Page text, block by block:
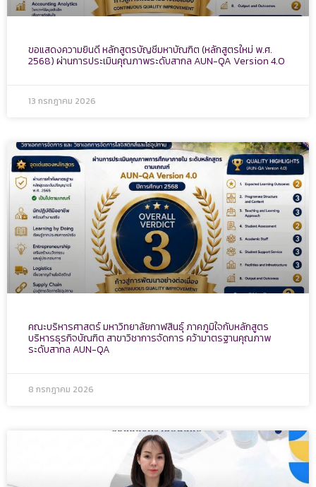
ขอแสดงความยินดี หลักสูตรบัญชีมหาบัณฑิต (หลักสูตรใหม่ พ.ศ.
2568) ผ่านการประเมินคุณภาพระดับสากล AUN-QA Version 4.0
13 กรกฎาคม 2026
คณะบริหารศาสตร์ มหาวิทยาลัยกาฬสินธุ์ ภาคภูมิใจกับหลักสูตร
บริหารธุรกิจบัณฑิต สาขาวิชาการจัดการ คว้ามาตรฐานคุณภาพ
ระดับสากล AUN-QA
8 กรกฎาคม 2026